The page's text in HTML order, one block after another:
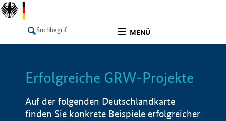
MENÜ
LISTE Info
Erfolgreiche GRW-Projekte
Auf der folgenden Deutschlandkarte
finden Sie konkrete Beispiele erfolgreicher